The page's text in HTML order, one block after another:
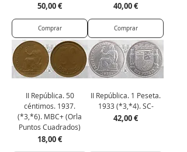
Precio
50,00 €
Comprar
Precio
40,00 €
Comprar
II República. 50
céntimos. 1937.
(*3,*6). MBC+ (Orla
Puntos Cuadrados)
Precio
18,00 €
II República. 1 Peseta.
1933 (*3,*4). SC-
Precio
42,00 €